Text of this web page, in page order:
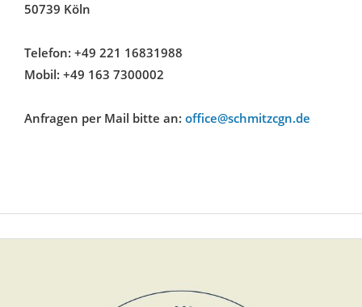
50739 Köln
Telefon: +49 221 16831988
Mobil: +49 163 7300002
Anfragen per Mail bitte an: office@schmitzcgn.de